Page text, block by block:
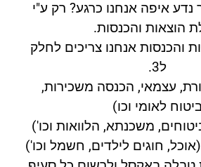
נדע איפה אנחנו כרגע? רק ע"י
הוצאות והכנסות.
והכנסות אנחנו צריכים לחלק
ל3.
עצמאי, הכנסה משכירות,
לאומי וכו)
משכנתא, הלוואות וכו')
חוגים לילדים, חשמל וכו')